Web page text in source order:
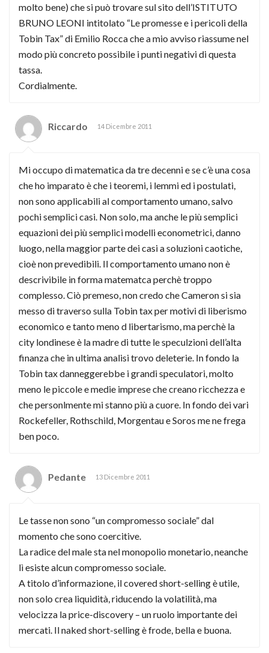
molto bene) che si può trovare sul sito dell’ISTITUTO
BRUNO LEONI intitolato “Le promesse e i pericoli della
Tobin Tax” di Emilio Rocca che a mio avviso riassume nel
modo più concreto possibile i punti negativi di questa
tassa.
Cordialmente.
Riccardo 14 Dicembre 2011
Mi occupo di matematica da tre decenni e se c’è una cosa
che ho imparato è che i teoremi, i lemmi ed i postulati,
non sono applicabili al comportamento umano, salvo
pochi semplici casi. Non solo, ma anche le più semplici
equazioni dei più semplici modelli econometrici, danno
luogo, nella maggior parte dei casi a soluzioni caotiche,
cioè non prevedibili. Il comportamento umano non è
descrivibile in forma matematca perchè troppo
complesso. Ciò premeso, non credo che Cameron si sia
messo di traverso sulla Tobin tax per motivi di liberismo
economico e tanto meno d libertarismo, ma perchè la
city londinese è la madre di tutte le speculzioni dell’alta
finanza che in ultima analisi trovo deleterie. In fondo la
Tobin tax danneggerebbe i grandi speculatori, molto
meno le piccole e medie imprese che creano ricchezza e
che personlmente mi stanno più a cuore. In fondo dei vari
Rockefeller, Rothschild, Morgentau e Soros me ne frega
ben poco.
Pedante 13 Dicembre 2011
Le tasse non sono “un compromesso sociale” dal
momento che sono coercitive.
La radice del male sta nel monopolio monetario, neanche
lì esiste alcun compromesso sociale.
A titolo d’informazione, il covered short-selling è utile,
non solo crea liquidità, riducendo la volatilità, ma
velocizza la price-discovery – un ruolo importante dei
mercati. Il naked short-selling è frode, bella e buona.